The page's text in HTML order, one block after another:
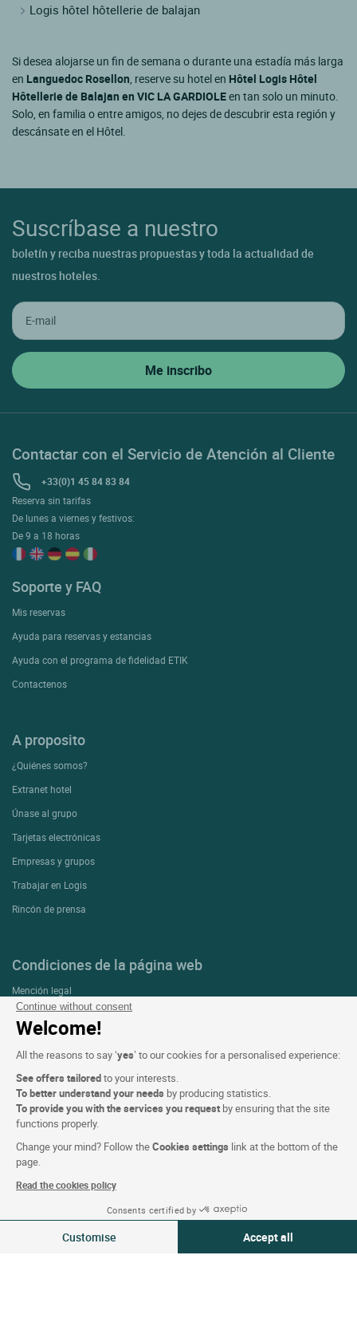
Continue without consent
Welcome!
All the reasons to say ‘yes’ to our cookies for a personalised experience:
See offers tailoredto your interests.
To better understand your needs by producing statistics.
To provide you with the services you request by ensuring that the site
functions properly.
Change your mind? Follow theCookies settings link at the bottom of the
page.
Read the cookies policy
Consents certified by
Customise Accept all
Ver disponibilidad
Logis hôtel hôtellerie de balajan
Si desea alojarse un fin de semana o durante una estadía más larga
en Languedoc Rosellon , reserve su hotel en Hôtel Logis Hôtel
Hôtellerie de Balajan en VIC LA GARDIOLEen tan solo un minuto.
Solo, en familia o entre amigos, no dejes de descubrir esta región y
descánsate en el Hôtel.
Suscríbase a nuestro
boletín y reciba nuestras propuestas y toda la actualidad de
nuestros hoteles.
Contactar con el Servicio de Atención al Cliente
+33(0)1 45 84 83 84
Reserva sin tarifas
De lunes a viernes y festivos:
De 9 a 18 horas
Soporte y FAQ
Mis reservas
Ayuda para reservas y estancias
Ayuda con el programa de fidelidad ETIK
Contactenos
A proposito
¿Quiénes somos?
Extranet hotel
Únase al grupo
Tarjetas electrónicas
Empresas y grupos
Trabajar en Logis
Rincón de prensa
Condiciones de la página web
Mención legal
Protección de datos personales (RGPD)
Configuración de las cookies
CGV
Asistencia
Mapa del sitio
fotografías
Síguenos